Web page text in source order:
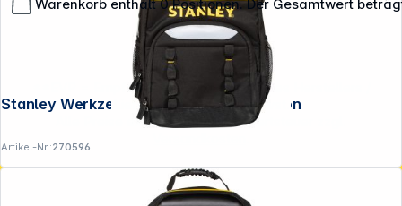
Warenkorb enthält 0 Positionen. Der Gesamtwert
Stanley Werkzeugrucksack Stanley Nylon
Artikel-Nr.:270596
**EVP = Empfohlener Verkaufspreis des Herstellers /
Lieferanten zzgl. 19% Mwst.
Alle Preise exkl. gesetzl. Mehrwertsteuer zzgl.